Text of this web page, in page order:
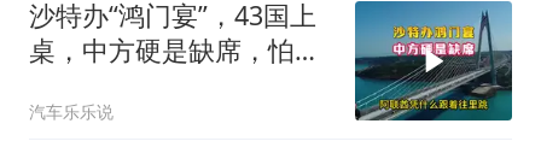
沙特办“鸿门宴”，43国上
桌，中方硬是缺席，怕得
汽车乐乐说